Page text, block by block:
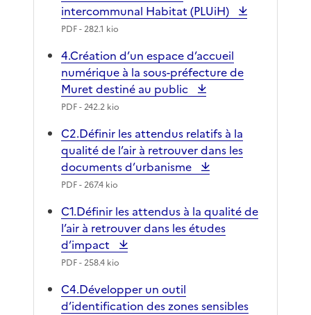
intercommunal Habitat (PLUiH)
PDF- 282.1 kio
4.Création d’un espace d’accueil
numérique à la sous-préfecture de
Muret destiné au public
PDF- 242.2 kio
C2.Définir les attendus relatifs à la
qualité de l’air à retrouver dans les
documents d’urbanisme
PDF- 267.4 kio
C1.Définir les attendus à la qualité de
l’air à retrouver dans les études
d’impact
PDF- 258.4 kio
C4.Développer un outil
d’identification des zones sensibles